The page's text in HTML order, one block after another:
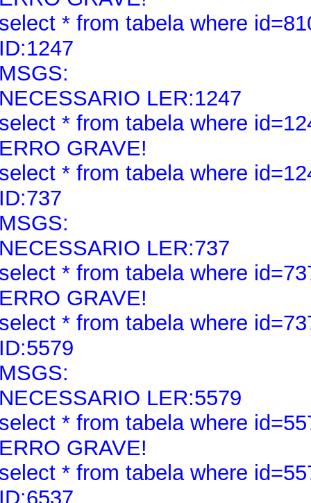
* from tabela where
LER:1247
* from tabela where
GRAVE!
* from tabela where
LER:737
* from tabela where
GRAVE!
* from tabela where
LER:5579
* from tabela where
GRAVE!
* from tabela where